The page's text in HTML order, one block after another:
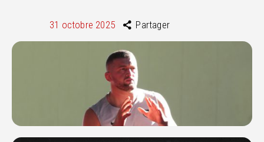
31 octobre 2025 Partager